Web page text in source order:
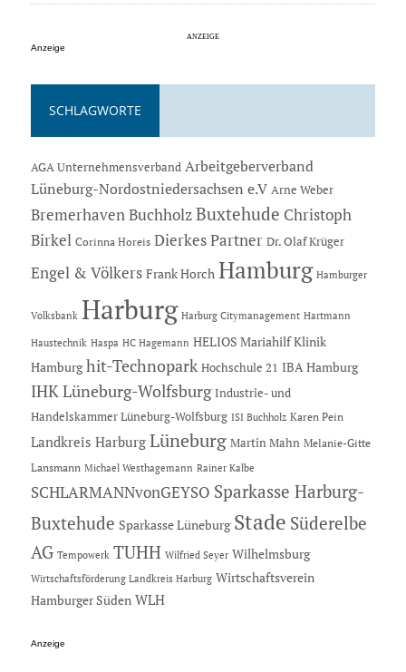
Anzeige
SCHLAGWORTE
AGA Unternehmensverband Arbeitgeberverband
Lüneburg-Nordostniedersachsen e.V Arne Weber
Bremerhaven Buchholz Buxtehude Christoph
Birkel Corinna Horeis Dierkes Partner Dr. Olaf Krüger
Engel & Völkers Frank Horch Hamburg Hamburger
Volksbank Harburg Harburg Citymanagement Hartmann
Haustechnik Haspa HC Hagemann HELIOS Mariahilf Klinik
Hamburg hit-Technopark Hochschule 21 IBA Hamburg
IHK Lüneburg-Wolfsburg Industrie- und
Handelskammer Lüneburg-Wolfsburg ISI Buchholz Karen Pein
Landkreis Harburg Lüneburg Martin Mahn Melanie-Gitte
Lansmann Michael Westhagemann Rainer Kalbe
SCHLARMANNvonGEYSO Sparkasse Harburg-
Buxtehude Sparkasse Lüneburg Stade Süderelbe
AG Tempowerk TUHH Wilfried Seyer Wilhelmsburg
Wirtschaftsförderung Landkreis Harburg Wirtschaftsverein
Hamburger Süden WLH
Anzeige